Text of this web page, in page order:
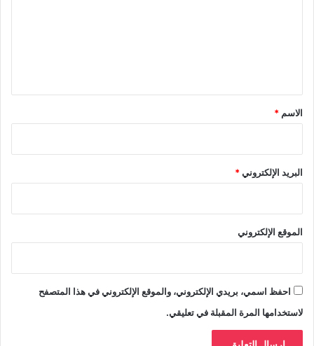
*
الاسم *
البريد الإلكتروني*
الموقع الإلكتروني
احفظ اسمي، بريدي الإلكتروني، والموقع الإلكتروني في هذا المتصفح
لاستخدامها المرة المقبلة في تعليقي.